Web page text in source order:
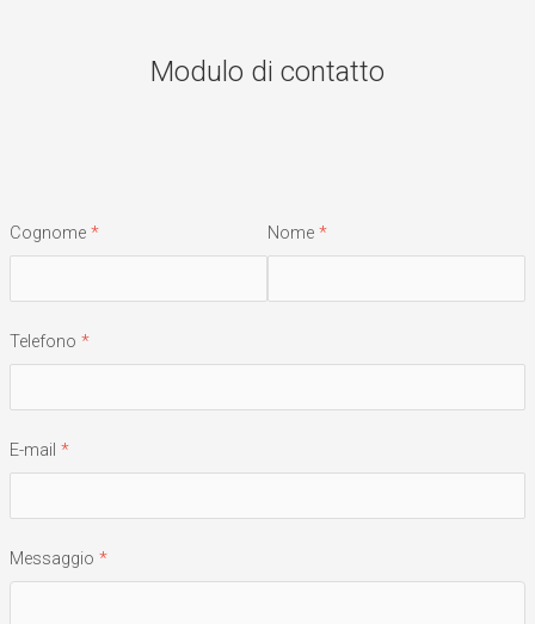
Modulo di contatto
Cognome Nome
Telefono
E-mail
Messaggio